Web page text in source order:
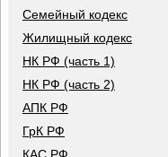
Семейный кодекс
Жилищный кодекс
НК РФ (часть 1)
НК РФ (часть 2)
АПК РФ
ГрК РФ